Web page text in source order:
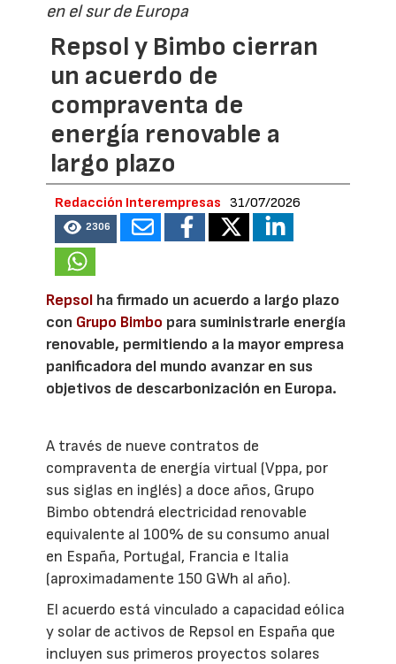
en el sur de Europa
Repsol y Bimbo cierran
un acuerdo de
compraventa de
energía renovable a
largo plazo
Redacción Interempresas 31/07/2026
2306
Repsol ha firmado un acuerdo a largo plazo
con Grupo Bimbo para suministrarle energía
renovable, permitiendo a la mayor empresa
panificadora del mundo avanzar en sus
objetivos de descarbonización en Europa.
A través de nueve contratos de
compraventa de energía virtual (Vppa, por
sus siglas en inglés) a doce años, Grupo
Bimbo obtendrá electricidad renovable
equivalente al 100% de su consumo anual
en España, Portugal, Francia e Italia
(aproximadamente 150 GWh al año).
El acuerdo está vinculado a capacidad eólica
y solar de activos de Repsol en España que
incluyen sus primeros proyectos solares